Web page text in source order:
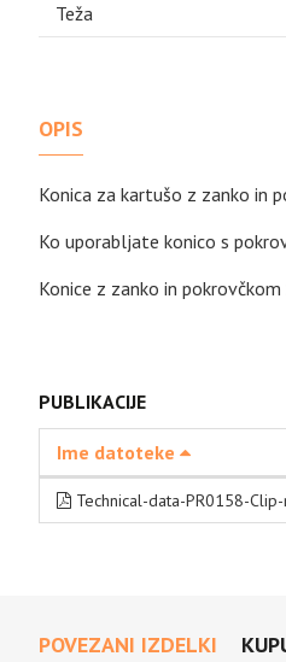
Teža
OPIS
Konica za kartušo z zanko in
Ko uporabljate konico s
Konice z zanko in
PUBLIKACIJE
Ime datoteke
Technical-data-PR0158-
POVEZANI IZDELKI